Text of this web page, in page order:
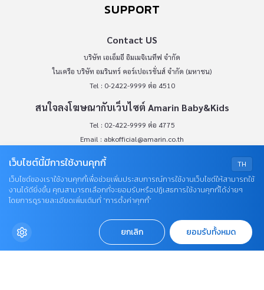
SUPPORT
Contact US
บริษัท เอเอ็มอี อิมเมจิเนทีฟ จำกัด
ในเครือ บริษัท อมรินทร์ คอร์เปอเรชั่นส์ จำกัด (มหาชน)
Tel : 0-2422-9999 ต่อ 4510
สนใจลงโฆษณากับเว็บไซต์ Amarin Baby&Kids
Tel : 02-422-9999 ต่อ 4775
Email : abkofficial@amarin.co.th
Report an issue or send feedback
0-2422-9999 ต่อ 4180
(จันทร์ - ศุกร์ เวลา 09.00 - 18.00 น)
bdcx@amarin.co.th
Privacy Policy
TH
เว็บไซต์นี้มีการใช้งานคุกกี้
เว็บไซต์ของเราใช้งานคุกกี้เพื่อช่วยเพิ่มประสบการณ์การใช้งานเว็บไซต์ให้สามารถใช้
งานได้ดียิ่งขึ้น คุณสามารถเลือกที่จะยอมรับหรือปฏิเสธการใช้งานคุกกี้ได้ง่ายๆ
โดยการดูรายละเอียดเพิ่มเติมที่ “การตั้งค่าคุกกี้”
ยกเลิก ยอมรับทั้งหมด